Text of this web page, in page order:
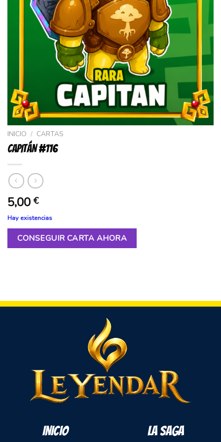
INICIO / CARTAS
CAPITÁN #116
5,00 €
Hay existencias
CONSEGUIR CARTA AHORA
INICIO LA SAGA